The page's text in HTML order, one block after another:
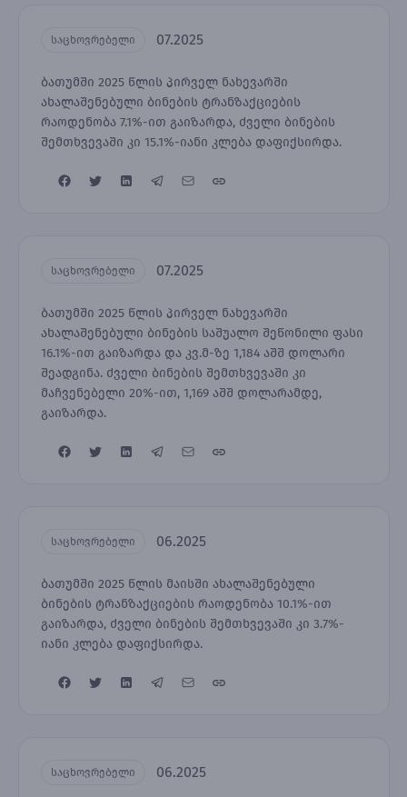
საცხოვრებელი 07.2025
ბათუმში 2025 წლის პირველ ნახევარში
ახალაშენებული ბინების ტრანზაქციების
რაოდენობა 7.1%-ით გაიზარდა, ძველი ბინების
შემთხვევაში კი 15.1%-იანი კლება დაფიქსირდა.
საცხოვრებელი 07.2025
ბათუმში 2025 წლის პირველ ნახევარში
ახალაშენებული ბინების საშუალო შეწონილი ფასი
16.1%-ით გაიზარდა და კვ.მ-ზე 1,184 აშშ დოლარი
შეადგინა. ძველი ბინების შემთხვევაში კი
მაჩვენებელი 20%-ით, 1,169 აშშ დოლარამდე,
გაიზარდა.
საცხოვრებელი 06.2025
ბათუმში 2025 წლის მაისში ახალაშენებული
ბინების ტრანზაქციების რაოდენობა 10.1%-ით
გაიზარდა, ძველი ბინების შემთხვევაში კი 3.7%-
იანი კლება დაფიქსირდა.
საცხოვრებელი 06.2025